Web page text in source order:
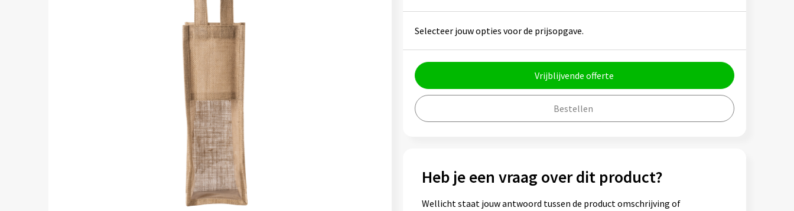
Selecteer jouw opties voor de prijsopgave.
Vrijblijvende offerte
Bestellen
Heb je een vraag over dit product?
Wellicht staat jouw antwoord tussen de product omschrijving of